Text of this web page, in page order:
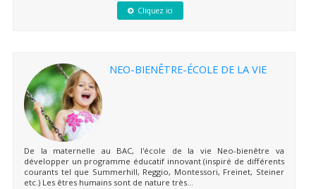
Cliquez ici
NEO-BIENÊTRE-ÉCOLE DE LA VIE
De la maternelle au BAC, l'école de la vie Neo-bienêtre va
développer un programme éducatif innovant (inspiré de différents
courants tel que Summerhill, Reggio, Montessori, Freinet, Steiner
etc.) Les êtres humains sont de nature très...